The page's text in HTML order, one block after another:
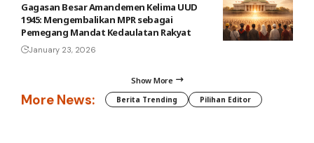
Gagasan Besar Amandemen Kelima UUD
1945: Mengembalikan MPR sebagai
Pemegang Mandat Kedaulatan Rakyat
January 23, 2026
Show More
More News: Berita Trending Pilihan Editor